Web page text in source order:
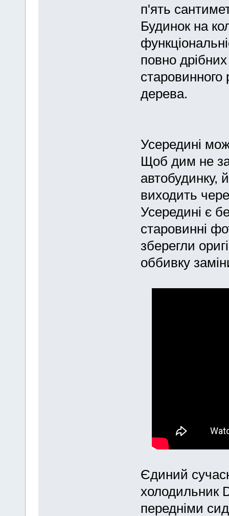
п'ять
Будинок на
повно
старовинного
дерева.
Усередині
Щоб дим не
автобудинку,
виходить
Усередині є
старовинні
зберегли
оббивку
Єдиний
холодильник
передніми